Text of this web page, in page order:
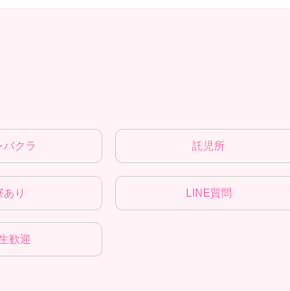
バクラ 託児所
あり LINE質問
歓迎